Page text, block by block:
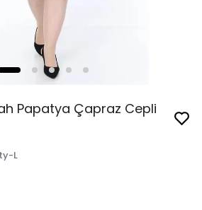
Papatya Çapraz Cepli
L